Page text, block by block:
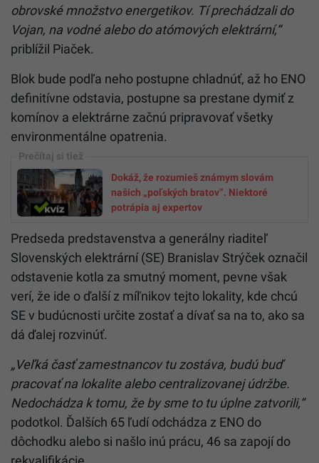
obrovské množstvo energetikov. Tí prechádzali do
Vojan, na vodné alebo do atómových elektrární,“
priblížil Piaček.
Blok bude podľa neho postupne chladnúť, až ho ENO
definitívne odstavia, postupne sa prestane dymiť z
komínov a elektrárne začnú pripravovať všetky
environmentálne opatrenia.
Dokáž, že rozumieš známym slovám
našich „poľských bratov“. Niektoré
potrápia aj expertov
Predseda predstavenstva a generálny riaditeľ
Slovenských elektrární (SE) Branislav Strýček označil
odstavenie kotla za smutný moment, pevne však
verí, že ide o ďalší z míľnikov tejto lokality, kde chcú
SE v budúcnosti určite zostať a dívať sa na to, ako sa
dá ďalej rozvinúť.
„Veľká časť zamestnancov tu zostáva, budú buď
pracovať na lokalite alebo centralizovanej údržbe.
Nedochádza k tomu, že by sme to tu úplne zatvorili,“
podotkol. Ďalších 65 ľudí odchádza z ENO do
dôchodku alebo si našlo inú prácu, 46 sa zapojí do